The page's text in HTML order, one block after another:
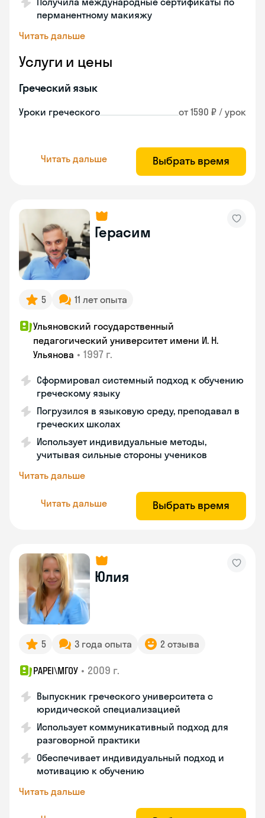
перманентному макияжу
Читать дальше
Услуги и цены
Греческий язык
Уроки греческого от 1590 ₽ / урок
Читать дальше Выбрать время
Герасим
5 11 лет опыта
Ульяновский государственный
педагогический университет имени И. Н.
Ульянова • 1997 г.
Сформировал системный подход к обучению
греческому языку
Погрузился в языковую среду, преподавал в
греческих школах
Использует индивидуальные методы,
учитывая сильные стороны учеников
Читать дальше
Читать дальше Выбрать время
Юлия
5 3 года опыта 2 отзыва
PAPEI\MГОУ • 2009 г.
Выпускник греческого университета с
юридической специализацией
Использует коммуникативный подход для
разговорной практики
Обеспечивает индивидуальный подход и
мотивацию к обучению
Читать дальше